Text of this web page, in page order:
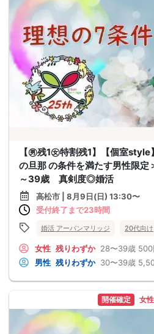
【㊚残1㊛特割残1】【個室
の旦那 の条件を満たす男性限
～39歳 真剣度◎婚活
高松市 | 8月9日(日) 13:30〜
受付終了まで23時間
婚活 アーバンマリッジ 20代向け
女性 残りわずか 28〜39歳 500
男性 残りわずか 30〜39歳
開催確定 女